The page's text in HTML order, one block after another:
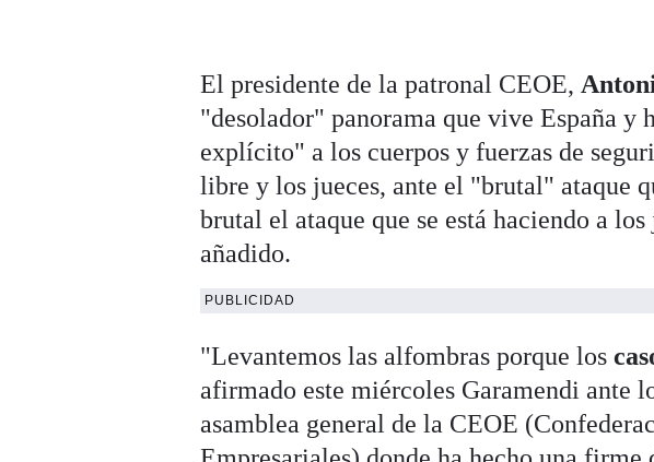
El presidente de la patronal CEOE,
"desolador" panorama que vive España y
explícito" a los cuerpos y fuerzas de
libre y los jueces, ante el "brutal" ataque
brutal el ataque que se está haciendo a
añadido.
PUBLICIDAD
"Levantemos las alfombras porque los
afirmado este miércoles Garamendi ante
asamblea general de la CEOE